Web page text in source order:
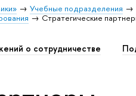
Учебные подразделения
Стратегические
о сотрудничестве